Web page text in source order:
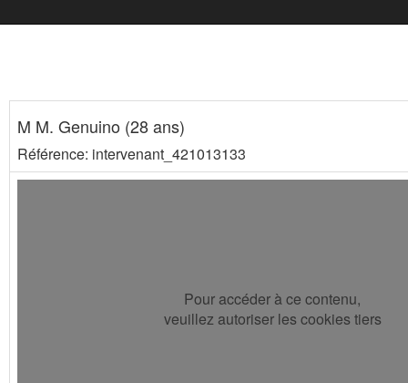
M M. Genuino (28 ans)
Référence: intervenant_421013133
Pour accéder à ce contenu,
veuillez autoriser les cookies tiers